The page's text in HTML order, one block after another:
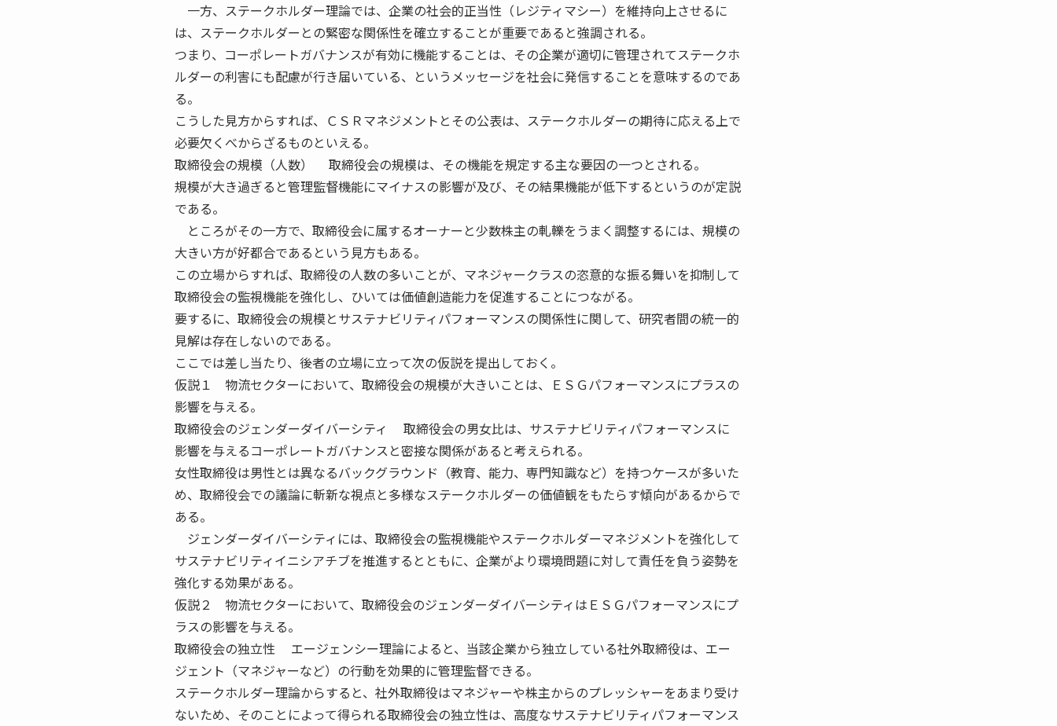
一方、ステークホルダー理論では、企業の社会的正当性（レジティマシー）を維持向上させるに
は、ステークホルダーとの緊密な関係性を確立することが重要であると強調される。
つまり、コーポレートガバナンスが有効に機能することは、その企業が適切に管理されてステークホ
ルダーの利害にも配慮が行き届いている、というメッセージを社会に発信することを意味するのであ
る。
こうした見方からすれば、ＣＳＲマネジメントとその公表は、ステークホルダーの期待に応える上で
必要欠くべからざるものといえる。
取締役会の規模（人数） 取締役会の規模は、その機能を規定する主な要因の一つとされる。
規模が大き過ぎると管理監督機能にマイナスの影響が及び、その結果機能が低下するというのが定説
である。
ところがその一方で、取締役会に属するオーナーと少数株主の軋轢をうまく調整するには、規模の
大きい方が好都合であるという見方もある。
この立場からすれば、取締役の人数の多いことが、マネジャークラスの恣意的な振る舞いを抑制して
取締役会の監視機能を強化し、ひいては価値創造能力を促進することにつながる。
要するに、取締役会の規模とサステナビリティパフォーマンスの関係性に関して、研究者間の統一的
見解は存在しないのである。
ここでは差し当たり、後者の立場に立って次の仮説を提出しておく。
仮説１ 物流セクターにおいて、取締役会の規模が大きいことは、ＥＳＧパフォーマンスにプラスの
影響を与える。
取締役会のジェンダーダイバーシティ 取締役会の男女比は、サステナビリティパフォーマンスに
影響を与えるコーポレートガバナンスと密接な関係があると考えられる。
女性取締役は男性とは異なるバックグラウンド（教育、能力、専門知識など）を持つケースが多いた
め、取締役会での議論に斬新な視点と多様なステークホルダーの価値観をもたらす傾向があるからで
ある。
ジェンダーダイバーシティには、取締役会の監視機能やステークホルダーマネジメントを強化して
サステナビリティイニシアチブを推進するとともに、企業がより環境問題に対して責任を負う姿勢を
強化する効果がある。
仮説２ 物流セクターにおいて、取締役会のジェンダーダイバーシティはＥＳＧパフォーマンスにプ
ラスの影響を与える。
取締役会の独立性 エージェンシー理論によると、当該企業から独立している社外取締役は、エー
ジェント（マネジャーなど）の行動を効果的に管理監督できる。
ステークホルダー理論からすると、社外取締役はマネジャーや株主からのプレッシャーをあまり受け
ないため、そのことによって得られる取締役会の独立性は、高度なサステナビリティパフォーマンス